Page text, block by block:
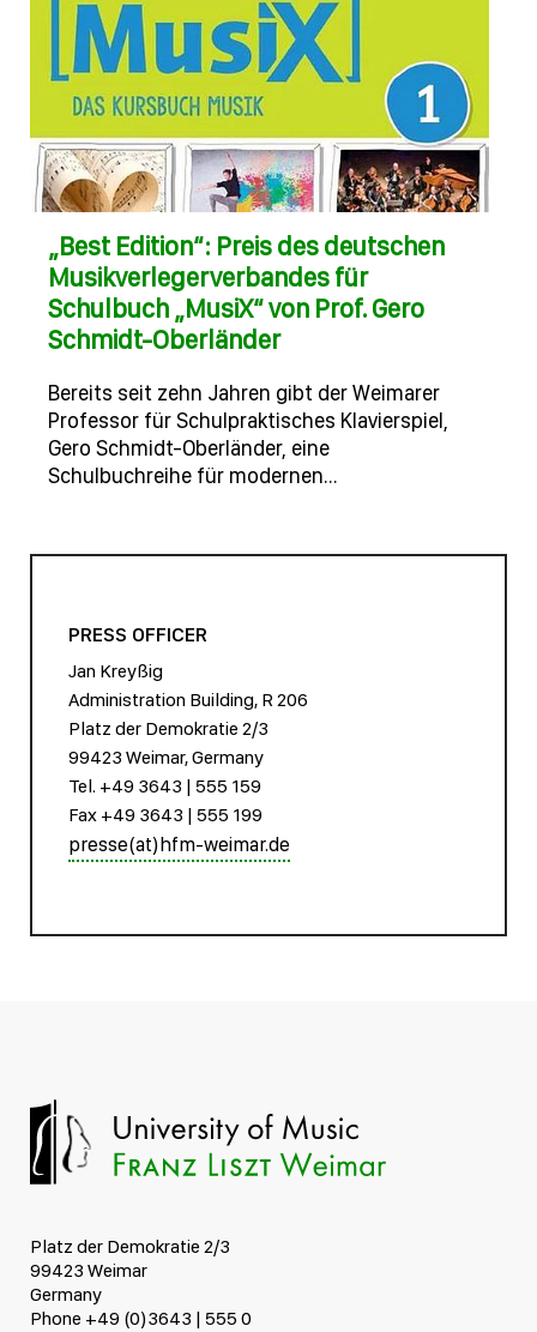
„Best Edition“: Preis des deutschen
Musikverlegerverbandes für
Schulbuch „MusiX“ von Prof. Gero
Schmidt-Oberländer
Bereits seit zehn Jahren gibt der Weimarer
Professor für Schulpraktisches Klavierspiel,
Gero Schmidt-Oberländer, eine
Schulbuchreihe für modernen…
PRESS OFFICER
Jan Kreyßig
Administration Building, R 206
Platz der Demokratie 2/3
99423 Weimar, Germany
Tel. +49 3643 | 555 159
Fax +49 3643 | 555 199
presse(at)hfm-weimar.de
Platz der Demokratie 2/3
99423 Weimar
Germany
Phone +49 (0)3643 | 555 0